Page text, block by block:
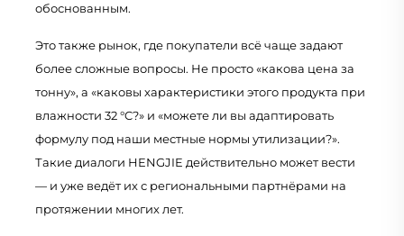
обоснованным.
Это также рынок, где покупатели всё чаще задают
более сложные вопросы. Не просто «какова цена за
тонну», а «каковы характеристики этого продукта при
влажности 32 °C?» и «можете ли вы адаптировать
формулу под наши местные нормы утилизации?».
Такие диалоги HENGJIE действительно может вести
— и уже ведёт их с региональными партнёрами на
протяжении многих лет.